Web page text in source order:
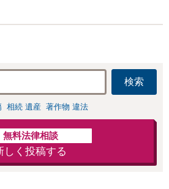
ます」【休日・夜間相談可】
検索
相続 遺産 著作物 違法
無料法律相談
しく投稿する